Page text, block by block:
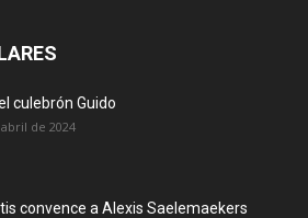
culebrón Guido
de 2024
convence a Alexis Saelemaekers